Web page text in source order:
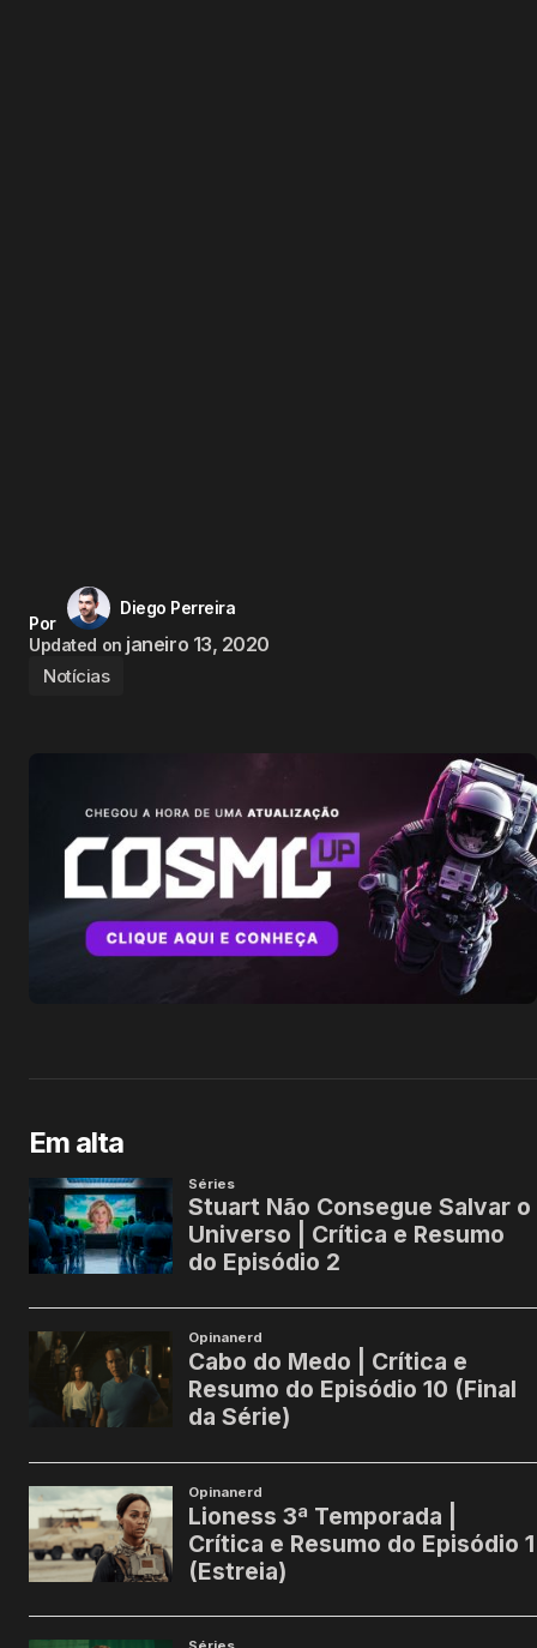
Por
Diego Perreira
Updated on janeiro 13, 2020
Notícias
Em alta